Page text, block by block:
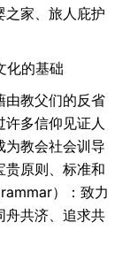
之家、旅人庇护
化的基础
由教父们的反省
多信仰见证人
为教会社会训导
贵原则、标准和
）：致力
舟共济、追求共